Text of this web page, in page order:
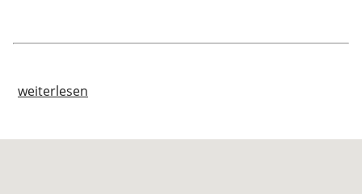
weiterlesen